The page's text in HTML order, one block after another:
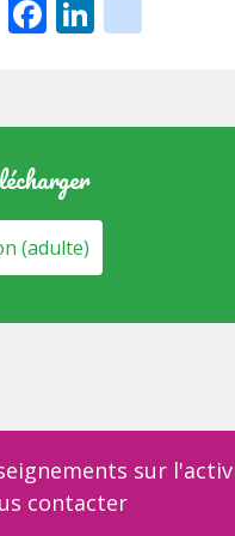
(adulte)
sur
contacter